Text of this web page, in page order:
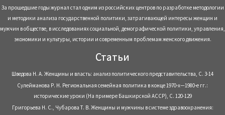
За прошедшие годы журнал стал одним из российских центров по разработке методологии
и методики анализа государственной политики, затрагивающей интересы женщин и
мужчин в обществе, в исследованиях социальной, демографической политики, управления,
экономики и культуры, истории и современным проблемам женского движения.
Статьи
Шведова Н. А. Женщины и власть: анализ политического представительства, С. 3-14
Сулейманова Р. Н. Региональная семейная политика в конце 1970-х—1980-е гг.:
исторические уроки (На примере Башкирской АССР), С. 120-129
Григорьева Н. С., Чубарова Т. В. Женщины и мужчины в системе здравоохранения: